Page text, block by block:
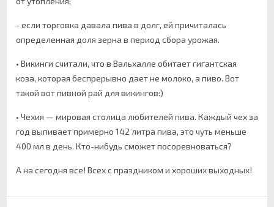
- если торговка давала пива в долг, ей причиталась
определенная доля зерна в период сбора урожая.
• Викинги считали, что в Вальхалле обитает гигантская
коза, которая беспрерывно дает не молоко, а пиво. Вот
такой вот пивной рай для викингов:)
• Чехия — мировая столица любителей пива. Каждый чех за
год выпивает примерно 142 литра пива, это чуть меньше
400 мл в день. Кто-нибудь сможет посоревноваться?
А на сегодня все! Всех с праздником и хороших выходных!